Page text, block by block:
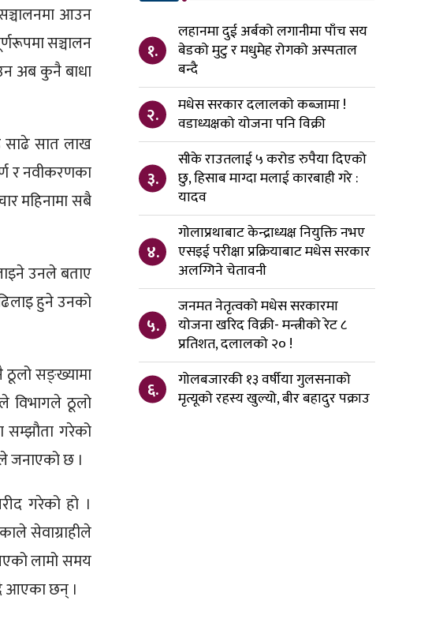
आउन
सञ्चालन
अब कुनै बाधा
साढे सात लाख
र नवीकरणका
महिनामा सबै
उनले बताए
हुने उनको
ठूलो सङ्ख्यामा
विभागले ठूलो
सम्झौता गरेको
जनाएको छ ।
गरेको हो ।
सेवाग्राहीले
लामो समय
आएका छन् ।
१.
लहानमा दुई अर्बको लगानीमा पाँच सय
बेडको मुटु र मधुमेह रोगको अस्पताल
बन्दै
२.
मधेस सरकार दलालको कब्जामा !
वडाध्यक्षको योजना पनि विक्री
३.
सीके राउतलाई ५ करोड रुपैया दिएको
छु, हिसाब माग्दा मलाई कारबाही गरे :
यादव
४.
गोलाप्रथाबाट केन्द्राध्यक्ष नियुक्ति नभए
एसइई परीक्षा प्रक्रियाबाट मधेस सरकार
अलग्गिने चेतावनी
५.
जनमत नेतृत्वको मधेस सरकारमा
योजना खरिद विक्री- मन्त्रीको रेट ८
प्रतिशत, दलालको २० !
६.
गोलबजारकी १३ वर्षीया गुलसनाको
मृत्यूको रहस्य खुल्यो, बीर बहादुर पक्राउ